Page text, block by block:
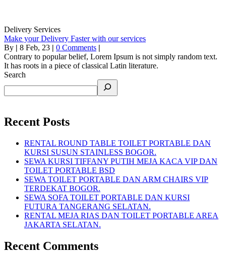
Delivery Services
Make your Delivery Faster with our services
By | 8 Feb, 23 | 0 Comments |
Contrary to popular belief, Lorem Ipsum is not simply random text.
It has roots in a piece of classical Latin literature.
Search
Recent Posts
RENTAL ROUND TABLE TOILET PORTABLE DAN
KURSI SUSUN STAINLESS BOGOR.
SEWA KURSI TIFFANY PUTIH MEJA KACA VIP DAN
TOILET PORTABLE BSD
SEWA TOILET PORTABLE DAN ARM CHAIRS VIP
TERDEKAT BOGOR.
SEWA SOFA TOILET PORTABLE DAN KURSI
FUTURA TANGERANG SELATAN.
RENTAL MEJA RIAS DAN TOILET PORTABLE AREA
JAKARTA SELATAN.
Recent Comments